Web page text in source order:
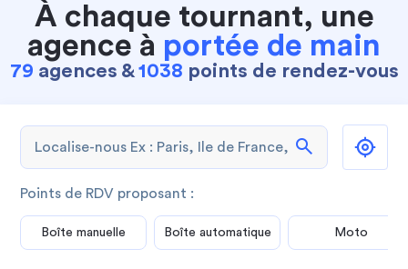
À chaque tournant, une
agence à portée de main
79 agences &1038 points de rendez-vous
search
Points de RDV proposant :
Boîte manuelle Boîte automatique Moto